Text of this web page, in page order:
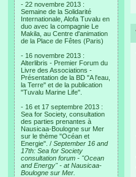
- 22 novembre 2013 :
Semaine de la Solidarité
Internationale, Alofa Tuvalu en
duo avec la compagnie Le
Makila, au Centre d'animation
de la Place de Fêtes (Paris)
- 16 novembre 2013 :
Alterlibris - Premier Forum du
Livre des Associations -
Présentation de la BD "A l'eau,
la Terre" et de la publication
"Tuvalu Marine Life".
- 16 et 17 septembre 2013 :
Sea for Society, consultation
des parties prenantes à
Nausicaa-Boulogne sur Mer
sur le thème "Océan et
Energie". / September 16 and
17th: Sea for Society
consultation forum - "Ocean
and Energy" - at Nausicaa-
Boulogne sur Mer.